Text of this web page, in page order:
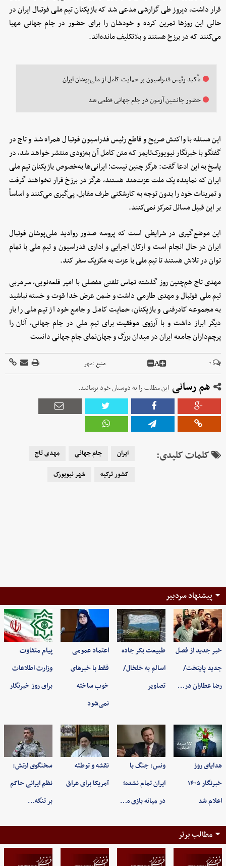
قرار داشت، دیروز طی گزارشی مدعی شد که بازیکنان تیم ملی فوتبال ایران در
حالی این روزها تمرین کرده و خودشان را برای حضور در جام جهانی مهیا
می‌کنند که در برزخ هستند و بلاتکلیف مانده‌اند.
تأکید رئیس فدراسیون بر حمایت کامل از ملی‌پوشان ایران
حضور جانشین آزمون در جام جهانی قطعی شد
این مسئله با واکنش صریح و قاطع رئیس فدراسیون فوتبال همراه شد و تاج در
گفتگو با خبرنگار نیویورک‌تایمز که متن کامل آن به‌زودی منتشر خواهد شد، در
پاسخ به این ادعا گفت: هرگز چنین نیست؛ ایرانی‌ها به‌خصوص بازیکنان تیم ملی
ایران که نماینده یک ملت عزت‌مند هستند، هرگز در برزخ قرار نخواهند گرفت
و تمرینات خود را بدون توجه به کارشکنی طرف مقابل، پی‌گیری می‌کنند و اساساً
بر این قبیل مسائل تمرکز نمی‌کنند.
این موضع‌گیری‌ در شرایطی است که پروسه صدور روادید ملی‌پوشان فوتبال
ایران در حال انجام است و ارکان اجرایی و اداری فدراسیون و تیم ملی با تمام
توان در تلاش هستند تا تیم ملی با عزت به مکزیک سفر کند.
مهدی تاج هم‌چنین روز گذشته تماس تلفنی مفصلی با امیر قلعه‌نویی، سرمربی
تیم ملی فوتبال و مهدی طارمی داشت و ضمن عرض خدا قوت و خسته نباشید
به مجموعه کادرفنی و بازیکنان، حمایت کامل و جامع خود از تیم ملی را بار
دیگر ابراز داشت و با آرزوی موفقیت برای تیم ملی در جام جهانی، آنان را
پرچم‌داران جامعه ایران در میدان بزرگ و جهان‌نمای جام جهانی دانست
۰ A منبع :مهر
هم رسانی این مطلب را به دوستان خود برسانید.
کلمات کلیدی: ایران جام جهانی
مهدی تاج
کشور ترکیه
شهر نیویورک
پیشنهاد سردبیر
خبر جدید از فصل
جدید پایتخت/
رضا عطاران در…
طبیعت بکر جاده
اسالم به خلخال/
تصاویر
اعتماد عمومی
فقط با خبرهای
خوب ساخته
نمی‌شود
پیام متفاوت
وزارت اطلاعات
برای روز خبرنگار
هدایای روز
خبرنگار ۱۴۰۵
اعلام شد
ونس: جنگ با
ایران تمام نشده؛
در میانه بازی ه…
نقشه و توطئه
آمریکا برای عراق
سخنگوی ارتش:
نظم ایرانی حاکم
بر تنگه…
مطالب برتر